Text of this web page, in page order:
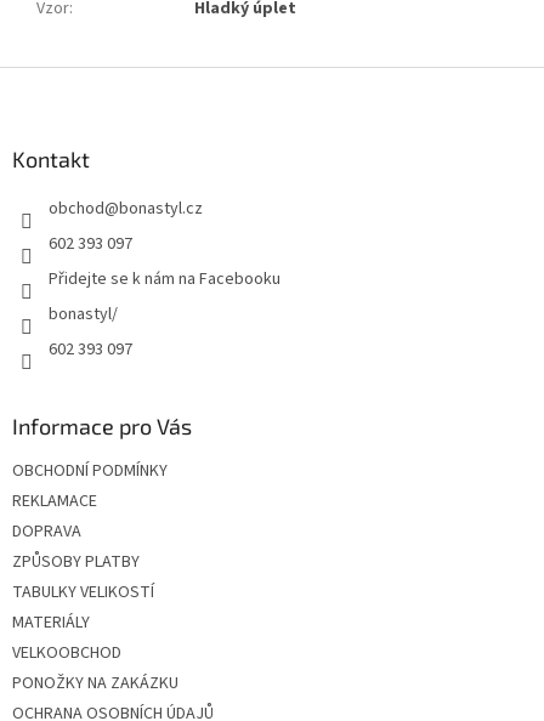
Vzor: Hladký úplet
Kontakt
obchod@bonastyl.cz
602 393 097
Přidejte se k nám na Facebooku
bonastyl/
602 393 097
Informace pro Vás
OBCHODNÍ PODMÍNKY
REKLAMACE
DOPRAVA
ZPŮSOBY PLATBY
TABULKY VELIKOSTÍ
MATERIÁLY
VELKOOBCHOD
PONOŽKY NA ZAKÁZKU
OCHRANA OSOBNÍCH ÚDAJŮ